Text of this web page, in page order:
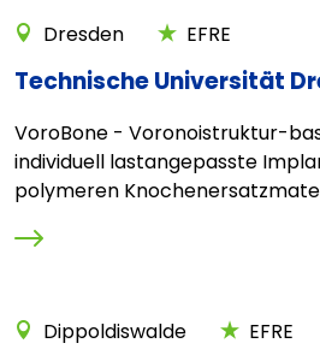
Dresden EFRE
Technische Universität
VoroBone - Voronoistruktur-
individuell lastangepasste
polymeren
Dippoldiswalde EFRE